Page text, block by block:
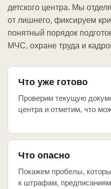
детского центра. Мы
от лишнего, фиксируем
понятный порядок
МЧС, охране труда и
Что уже готово
Проверим текущую
центра и отметим, что
Что опасно
Покажем пробелы,
к штрафам,